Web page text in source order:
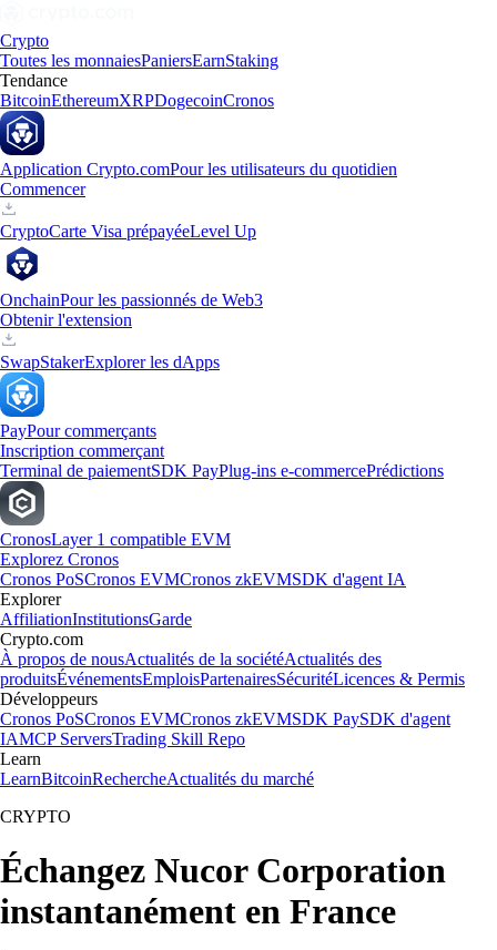
Crypto
Toutes les monnaiesPaniersEarnStaking
Tendance
BitcoinEthereumXRPDogecoinCronos
Application Crypto.comPour les utilisateurs du quotidien
Commencer
CryptoCarte Visa prépayéeLevel Up
OnchainPour les passionnés de Web3
Obtenir l'extension
SwapStakerExplorer les dApps
PayPour commerçants
Inscription commerçant
Terminal de paiementSDK PayPlug-ins e-commercePrédictions
CronosLayer 1 compatible EVM
Explorez Cronos
Cronos PoSCronos EVMCronos zkEVMSDK d'agent IA
Explorer
AffiliationInstitutionsGarde
Crypto.com
À propos de nousActualités de la sociétéActualités des
produitsÉvénementsEmploisPartenairesSécuritéLicences & Permis
Développeurs
Cronos PoSCronos EVMCronos zkEVMSDK PaySDK d'agent
IAMCP ServersTrading Skill Repo
Learn
LearnBitcoinRechercheActualités du marché
CRYPTO
Échangez Nucor Corporation
instantanément en France